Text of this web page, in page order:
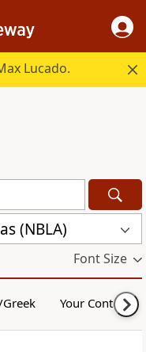
Lucado.
(NBLA)
Font Size
Your Content